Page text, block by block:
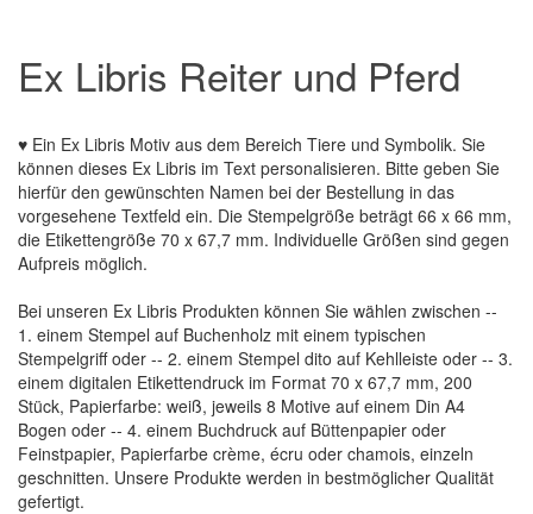
Ex Libris Reiter und Pferd
♥ Ein Ex Libris Motiv aus dem Bereich Tiere und Symbolik. Sie
können dieses Ex Libris im Text personalisieren. Bitte geben Sie
hierfür den gewünschten Namen bei der Bestellung in das
vorgesehene Textfeld ein. Die Stempelgröße beträgt 66 x 66 mm,
die Etikettengröße 70 x 67,7 mm. Individuelle Größen sind gegen
Aufpreis möglich.
Bei unseren Ex Libris Produkten können Sie wählen zwischen --
1. einem Stempel auf Buchenholz mit einem typischen
Stempelgriff oder -- 2. einem Stempel dito auf Kehlleiste oder -- 3.
einem digitalen Etikettendruck im Format 70 x 67,7 mm, 200
Stück, Papierfarbe: weiß, jeweils 8 Motive auf einem Din A4
Bogen oder -- 4. einem Buchdruck auf Büttenpapier oder
Feinstpapier, Papierfarbe crème, écru oder chamois, einzeln
geschnitten. Unsere Produkte werden in bestmöglicher Qualität
gefertigt.